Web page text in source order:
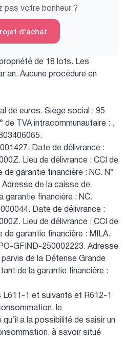
pas votre bonheur ?
d'achat
de 18 lots. Les
an. Aucune procédure en
de euros. Siège social : 95
de TVA intracommunautaire : .
Date de délivrance :
Lieu de délivrance : CCI de
de garantie financière : NC. N°
Adresse de la caisse de
garantie financière : NC.
Date de délivrance :
Lieu de délivrance : CCI de
de garantie financière : MILA.
GFIND-250002223.Adresse
de la Défense Grande
de la garantie financière :
1 et suivants et R612-1
le
a la possibilité de saisir un
à savoir situé